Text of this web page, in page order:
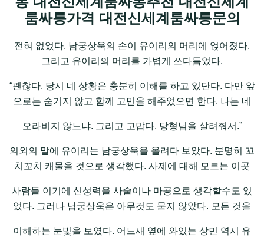
룸싸롱가격 대전신세계룸싸롱문의
전혀 없었다. 남궁상욱의 손이 유이리의 머리에 얹어졌다.
그리고 유이리의 머리를 가볍게 쓰다듬었다.
“괜찮다. 당시 네 상황은 충분히 이해를 하고 있단다. 다만 앞
으로는 숨기지 않고 함께 고민을 해주었으면 한다. 나는 네
오라비지 않느냐. 그리고 고맙다. 당형님을 살려줘서.”
의외의 말에 유이리는 남궁상욱을 올려다 보았다. 분명히 꼬
치꼬치 캐물을 것으로 생각했다. 사제에 대해 모르는 이곳
사람들 이기에 신성력을 사술이나 마공으로 생각할수도 있
었다. 그러나 남궁상욱은 아무것도 묻지 않았다. 모든 것을
이해하는 눈빛을 보였다. 어느새 옆에 와있는 상민 역시 유